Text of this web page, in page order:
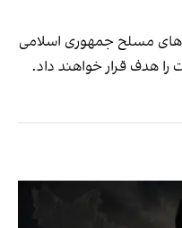
مسلح جمهوری اسلامی
هدف قرار خواهند داد.